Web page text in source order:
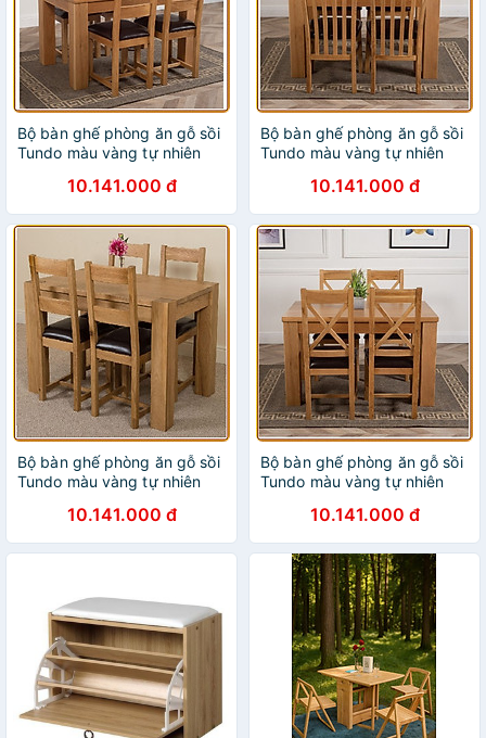
Bộ bàn ghế phòng ăn gỗ sồi
Tundo màu vàng tự nhiên
10.141.000 đ
Bộ bàn ghế phòng ăn gỗ sồi
Tundo màu vàng tự nhiên
10.141.000 đ
Bộ bàn ghế phòng ăn gỗ sồi
Tundo màu vàng tự nhiên
10.141.000 đ
Bộ bàn ghế phòng ăn gỗ sồi
Tundo màu vàng tự nhiên
10.141.000 đ